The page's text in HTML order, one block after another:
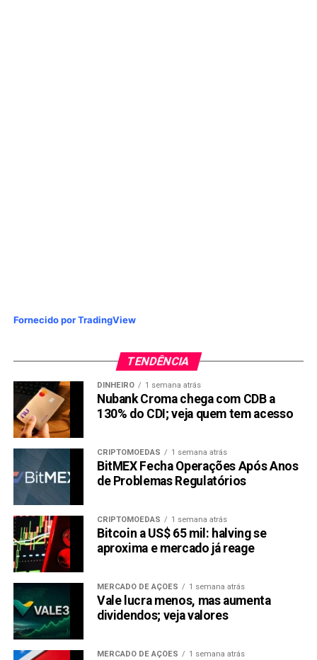
onde começar pode consultar um guia completo sobre
Nos prefixados, a orientação é mais cautelosa: travar uma
taxa fixa agora implica o risco de ver os juros subirem
ainda mais — e perder rentabilidade no processo.
Compartilhar:
Copy
Link
WhatsApp
Twitter
Facebook
Reddit
Email
TÓPICOS RELACIONADOS:
PRÓXIMA:
Dolly é alvo de pedido de falência após dívida de R$
15,75 bilhões
NÃO PERCA:
Empresas fechando no Brasil — e o que isso diz
sobre 2026
Fornecido por TradingView
TENDÊNCIA
DINHEIRO 1 semana atrás
Nubank Croma chega com CDB a
130% do CDI; veja quem tem acesso
CRIPTOMOEDAS 1 semana atrás
BitMEX Fecha Operações Após Anos
de Problemas Regulatórios
CRIPTOMOEDAS 1 semana atrás
Bitcoin a US$ 65 mil: halving se
aproxima e mercado já reage
MERCADO DE AÇÕES 1 semana atrás
Vale lucra menos, mas aumenta
dividendos; veja valores
MERCADO DE AÇÕES 1 semana atrás